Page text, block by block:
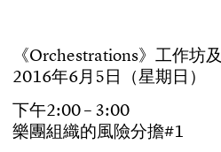
《Orchestrations》 工作坊及
2016年6月 5日 （星期日 ）
下午2:00– 3:00
樂團組織的風險分擔#1